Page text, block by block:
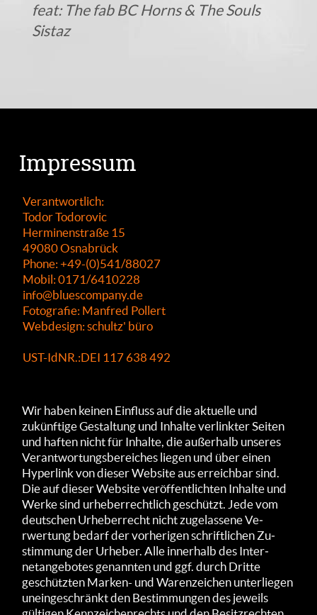
feat: The fab BC Horns & The Souls
Sistaz
Impressum
Wir haben keinen Ein­fluss auf die aktuelle und
zukünf­tige Gestal­tung und Inhalte verlinkter Seiten
und haften nicht für Inhalte, die außerhalb unseres
Verant­wortungs­bereiches liegen und über einen
Hyper­link von dieser Web­site aus er­reich­bar sind.
Die auf dieser Web­site ver­öffent­lich­ten In­halte und
Werke sind ur­heber­rechtlich ge­schützt. Jede vom
deutschen Ur­heber­recht nicht zu­gelas­sene Ve­
rwertung be­darf der vorhe­rigen schrift­lichen Zu­
stimmung der Ur­heber. Alle inne­rhalb des Inter­
netan­gebotes genann­ten und ggf. durch Dritte
geschütz­ten Marken- und Waren­zeichen unter­liegen
unein­geschränkt den Bestim­mungen des jeweils
Verantwortlich:
Todor Todorovic
Herminenstraße 15
49080 Osnabrück
Phone: +49-(0)541/88027
Mobil: 0171/6410228
info@bluescompany.de
Fotografie: Manfred Pollert
Webdesign: schultz' büro
UST-IdNR.:DEI 117 638 492